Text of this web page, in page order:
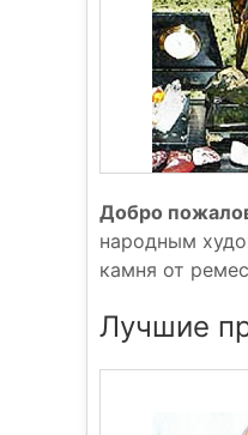
Добро
народным
камня от
Лучшие